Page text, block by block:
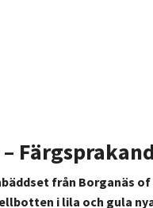
från Borganäs of
i lila och gula